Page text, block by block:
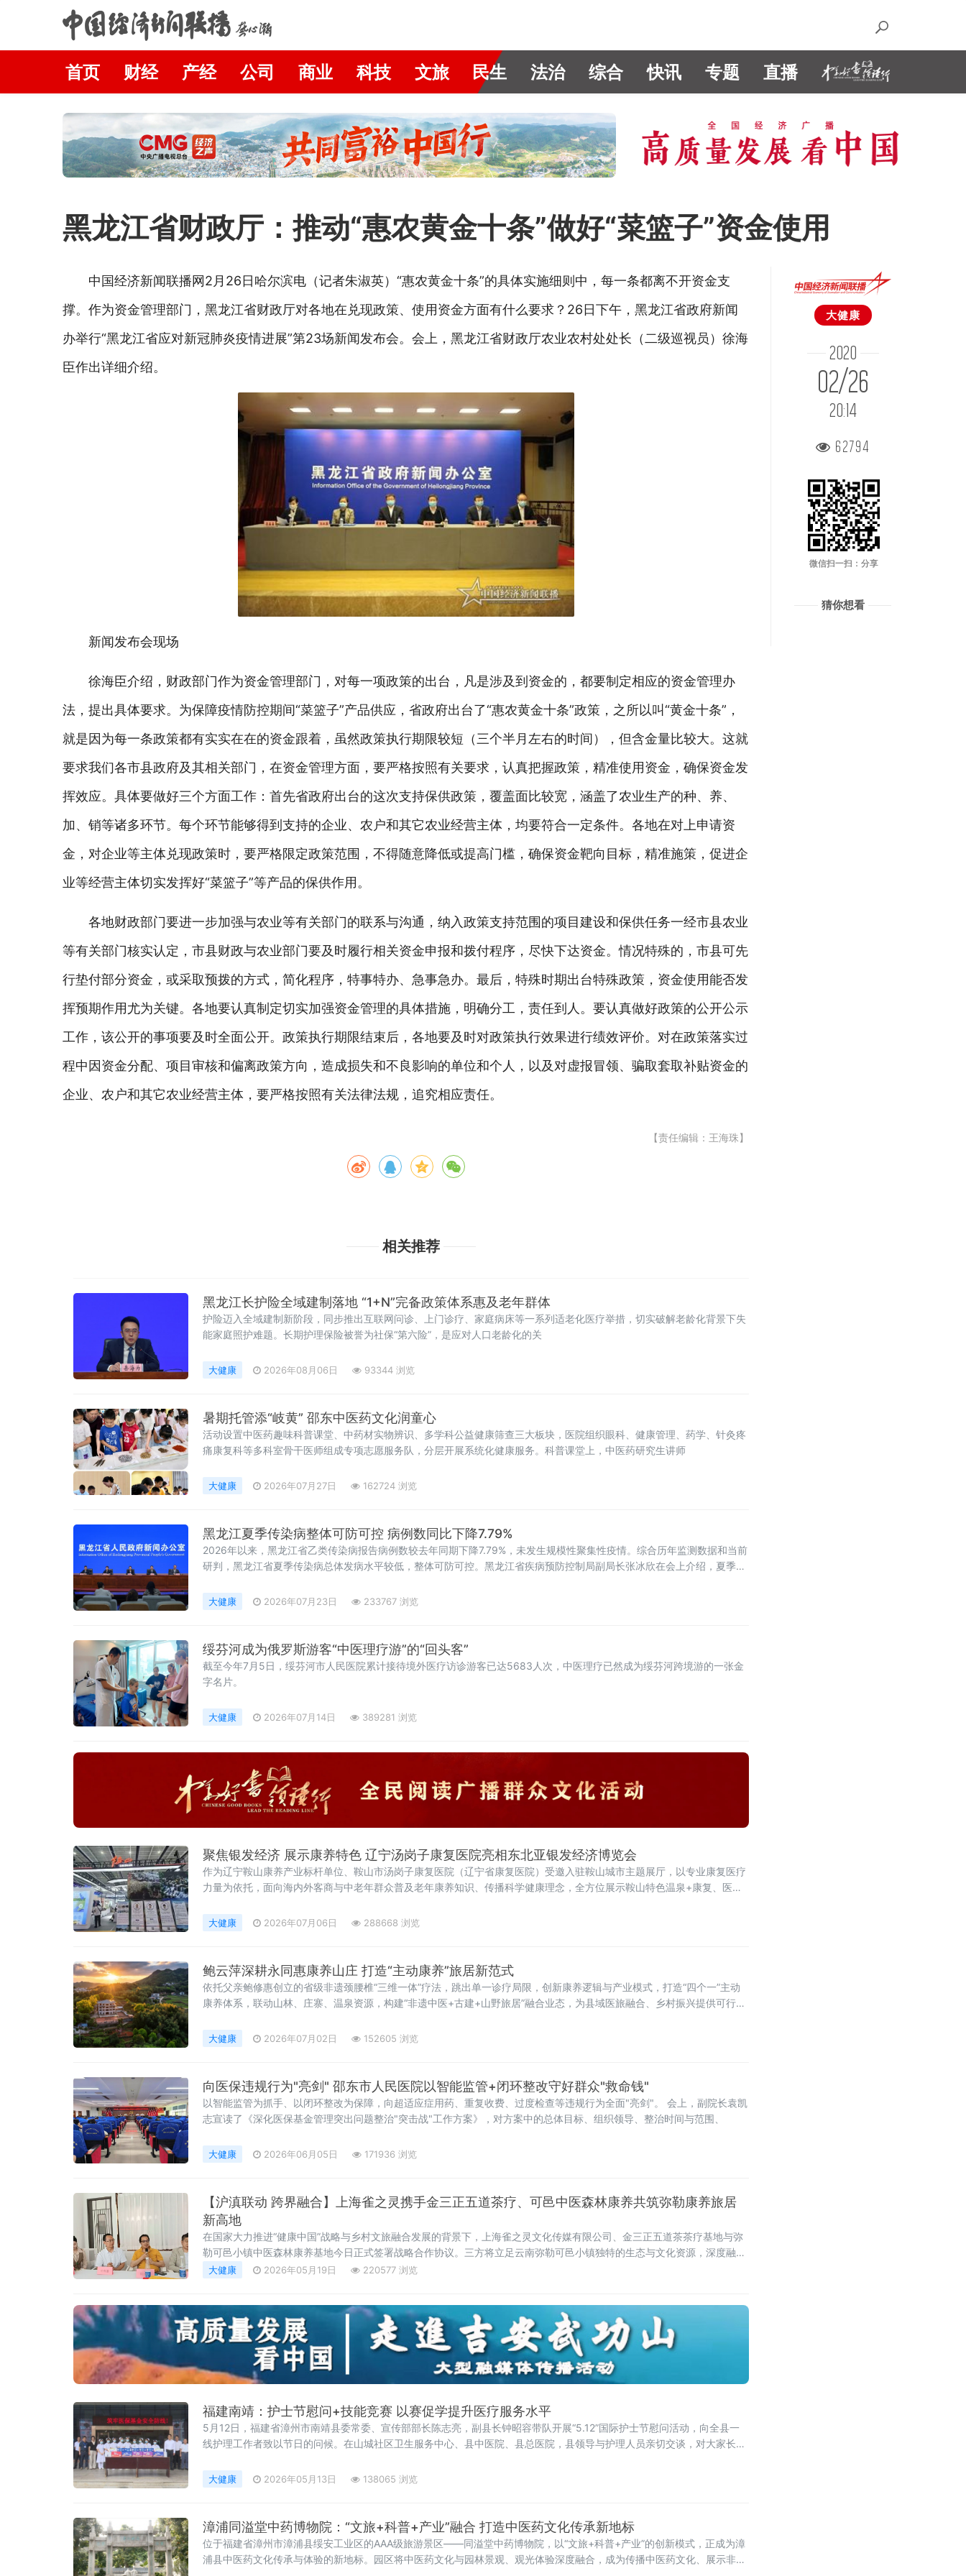
首页 财经 产经 公司 商业 科技 文旅 民生 法治 综合 快讯 专题 直播
黑龙江省财政厅：推动“惠农黄金十条”做好“菜篮子”资金使用
中国经济新闻联播网2月26日哈尔滨电（记者朱淑英）“惠农黄金十条”的具体实施细则中，每一条都离不开资金支
撑。作为资金管理部门，黑龙江省财政厅对各地在兑现政策、使用资金方面有什么要求？26日下午，黑龙江省政府新闻
办举行“黑龙江省应对新冠肺炎疫情进展”第23场新闻发布会。会上，黑龙江省财政厅农业农村处处长（二级巡视员）徐海
臣作出详细介绍。
新闻发布会现场
徐海臣介绍，财政部门作为资金管理部门，对每一项政策的出台，凡是涉及到资金的，都要制定相应的资金管理办
法，提出具体要求。为保障疫情防控期间“菜篮子”产品供应，省政府出台了“惠农黄金十条”政策，之所以叫“黄金十条”，
就是因为每一条政策都有实实在在的资金跟着，虽然政策执行期限较短（三个半月左右的时间），但含金量比较大。这就
要求我们各市县政府及其相关部门，在资金管理方面，要严格按照有关要求，认真把握政策，精准使用资金，确保资金发
挥效应。具体要做好三个方面工作： 首先省政府出台的这次支持保供政策，覆盖面比较宽，涵盖了农业生产的种、养、
加、销等诸多环节。每个环节能够得到支持的企业、农户和其它农业经营主体，均要符合一定条件。各地在对上申请资
金，对企业等主体兑现政策时，要严格限定政策范围，不得随意降低或提高门槛，确保资金靶向目标，精准施策，促进企
业等经营主体切实发挥好“菜篮子”等产品的保供作用。
各地财政部门要进一步加强与农业等有关部门的联系与沟通，纳入政策支持范围的项目建设和保供任务一经市县农业
等有关部门核实认定，市县财政与农业部门要及时履行相关资金申报和拨付程序，尽快下达资金。情况特殊的，市县可先
行垫付部分资金，或采取预拨的方式，简化程序，特事特办、急事急办。最后， 特殊时期出台特殊政策，资金使用能否发
挥预期作用尤为关键。各地要认真制定切实加强资金管理的具体措施，明确分工，责任到人。要认真做好政策的公开公示
工作，该公开的事项要及时全面公开。政策执行期限结束后，各地要及时对政策执行效果进行绩效评价。对在政策落实过
程中因资金分配、项目审核和偏离政策方向，造成损失和不良影响的单位和个人，以及对虚报冒领、骗取套取补贴资金的
企业、农户和其它农业经营主体，要严格按照有关法律法规，追究相应责任。
【责任编辑：王海珠】
相关推荐
黑龙江长护险全域建制落地 “1+N”完备政策体系惠及老年群体
护险迈入全域建制新阶段，同步推出互联网问诊、上门诊疗、家庭病床等一系列适老化医疗举措，切实破解老龄化背景下失
能家庭照护难题。长期护理保险被誉为社保“第六险”，是应对人口老龄化的关
大健康 2026年08月06日 93344 浏览
暑期托管添“岐黄” 邵东中医药文化润童心
活动设置中医药趣味科普课堂、中药材实物辨识、多学科公益健康筛查三大板块，医院组织眼科、健康管理、药学、针灸疼
痛康复科等多科室骨干医师组成专项志愿服务队，分层开展系统化健康服务。科普课堂上，中医药研究生讲师
大健康 2026年07月27日 162724 浏览
黑龙江夏季传染病整体可防可控 病例数同比下降7.79%
2026年以来，黑龙江省乙类传染病报告病例数较去年同期下降7.79%，未发生规模性聚集性疫情。综合历年监测数据和当前
研判，黑龙江省夏季传染病总体发病水平较低，整体可防可控。黑龙江省疾病预防控制局副局长张冰欣在会上介绍，夏季肠
大健康 2026年07月23日 233767 浏览
绥芬河成为俄罗斯游客“中医理疗游”的“回头客”
截至今年7月5日，绥芬河市人民医院累计接待境外医疗访诊游客已达5683人次，中医理疗已然成为绥芬河跨境游的一张金
字名片。
大健康 2026年07月14日 389281 浏览
聚焦银发经济 展示康养特色 辽宁汤岗子康复医院亮相东北亚银发经济博览会
作为辽宁鞍山康养产业标杆单位、鞍山市汤岗子康复医院（辽宁省康复医院）受邀入驻鞍山城市主题展厅，以专业康复医疗
力量为依托，面向海内外客商与中老年群众普及老年康养知识、传播科学健康理念，全方位展示鞍山特色温泉+康复、医养
大健康 2026年07月06日 288668 浏览
鲍云萍深耕永同惠康养山庄 打造“主动康养”旅居新范式
依托父亲鲍修惠创立的省级非遗颈腰椎“三维一体”疗法，跳出单一诊疗局限，创新康养逻辑与产业模式，打造“四个一”主动
康养体系，联动山林、庄寨、温泉资源，构建“非遗中医+古建+山野旅居”融合业态，为县域医旅融合、乡村振兴提供可行样
大健康 2026年07月02日 152605 浏览
向医保违规行为"亮剑" 邵东市人民医院以智能监管+闭环整改守好群众"救命钱"
以智能监管为抓手、以闭环整改为保障，向超适应症用药、重复收费、过度检查等违规行为全面"亮剑"。 会上，副院长袁凯
志宣读了《深化医保基金管理突出问题整治"突击战"工作方案》，对方案中的总体目标、组织领导、整治时间与范围、
大健康 2026年06月05日 171936 浏览
【沪滇联动 跨界融合】上海雀之灵携手金三正五道茶疗、可邑中医森林康养​共筑弥勒康养旅居
新高地​
在国家大力推进“健康中国”战略与乡村文旅融合发展的背景下，上海雀之灵文化传媒有限公司、金三正五道茶茶疗基地与弥
勒可邑小镇中医森林康养基地今日正式签署战略合作协议。三方将立足云南弥勒可邑小镇独特的生态与文化资源，深度融合
民族IP、精品咖啡、中医康养与森林旅居，构建“咖啡文化+民族美学+中医康养+生态旅居”四位一体的产业新生态，打造沪
大健康 2026年05月19日 220577 浏览
福建南靖：护士节慰问+技能竞赛 以赛促学提升医疗服务水平
5月12日，福建省漳州市南靖县委常委、宣传部部长陈志亮，副县长钟昭容带队开展“5.12”国际护士节慰问活动，向全县一
线护理工作者致以节日的问候。在山城社区卫生服务中心、县中医院、县总医院，县领导与护理人员亲切交谈，对大家长期
理技能，以更优质
大健康 2026年05月13日 138065 浏览
漳浦同溢堂中药博物院：“文旅+科普+产业”融合 打造中医药文化传承新地标
位于福建省漳州市漳浦县绥安工业区的AAA级旅游景区——同溢堂中药博物院，以“文旅+科普+产业”的创新模式，正成为漳
浦县中医药文化传承与体验的新地标。园区将中医药文化与园林景观、观光体验深度融合，成为传播中医药文化、展示非遗
大健康
2020
02/26
20:14
62794
微信扫一扫：分享
猜你想看